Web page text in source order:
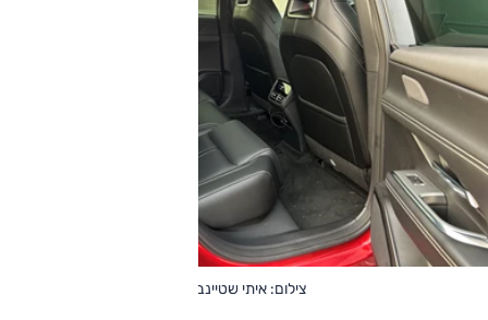
צילום: איתי שטיינברג